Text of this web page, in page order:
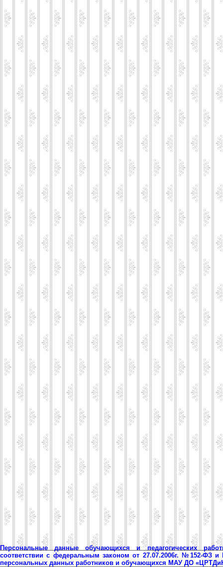
Персональные данные обучающихся и педагогических
соответствии с федеральным законом от 27.07.2006г. №152-ФЗ
персональных данных работников и обучающихся МАУ ДО